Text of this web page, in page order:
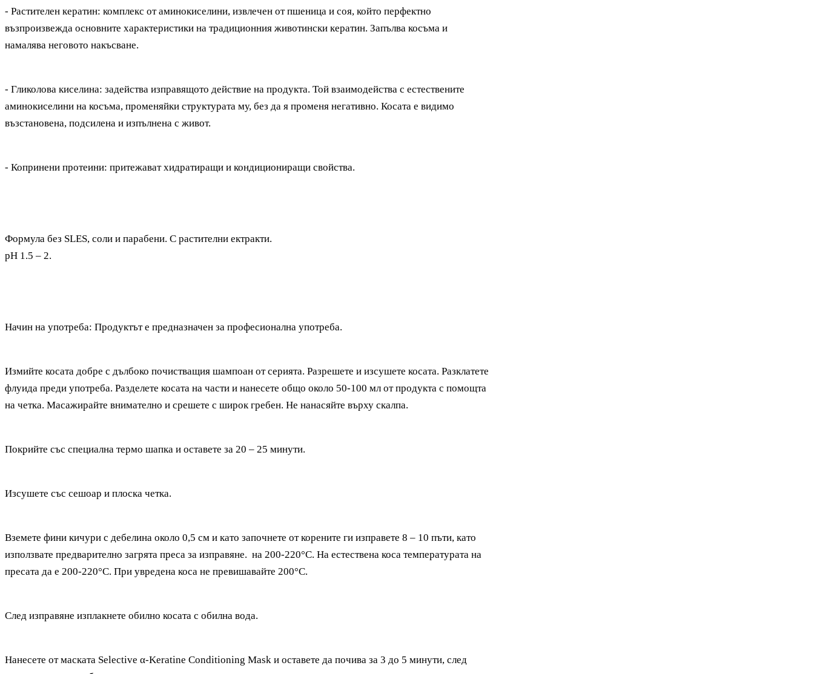
- Растителен кератин: комплекс от аминокиселини, извлечен от пшеница и соя, който перфектно
възпроизвежда основните характеристики на традиционния животински кератин. Запълва косъма и
намалява неговото накъсване.
- Гликолова киселина: задейства изправящото действие на продукта. Той взаимодейства с естествените
аминокиселини на косъма, променяйки структурата му, без да я променя негативно. Косата е видимо
възстановена, подсилена и изпълнена с живот.
- Копринени протеини: притежаватхидратиращи и кондициониращи свойства.
Формула без SLES, соли и парабени. С растителни ектракти.
pH 1.5 – 2.
Начин на употреба: Продуктът е предназначен за професионална употреба.
Измийте косата добре с дълбоко почистващия шампоан от серията. Разрешете и изсушете косата. Разклатете
флуида преди употреба. Разделете косата на части и нанесете общо около 50-100 мл от продукта с помощта
на четка. Масажирайте внимателно и срешете с широк гребен. Не нанасяйте върху скалпа.
Покрийте със специална термо шапка и оставете за 20 – 25 минути.
Изсушете със сешоар и плоска четка.
Вземете фини кичури с дебелина около 0,5 см и като започнете от корените ги изправете 8 – 10 пъти, като
използвате предварително загрята преса за изправяне. на 200-220°C. На естествена коса температурата на
пресата да е 200-220°C. При увредена коса не превишавайте 200°C.
След изправяне изплакнете обилно косата с обилна вода.
Нанесете от маската Selective α-Keratine Conditioning Mask и оставете да почива за 3 до 5 минути, след